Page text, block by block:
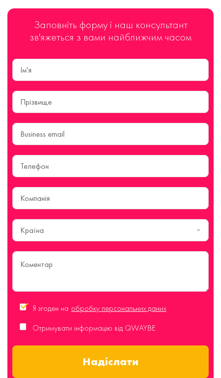
Заповніть форму і наш консультант
зв'яжеться з вами найближчим часом
Країна
Я згоден на обробку персональних даних
Отримувати інформацію від QWAYBE
Надіслати